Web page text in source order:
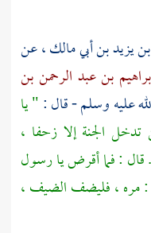
يزيد بن أبي مالك، عن
بن عبد الرحمن بن
عليه وسلم - قال :" يا
الجنة إلا زحفا ،
قال : فما أقرض يا رسول
: مره ، فليضف الضيف ،